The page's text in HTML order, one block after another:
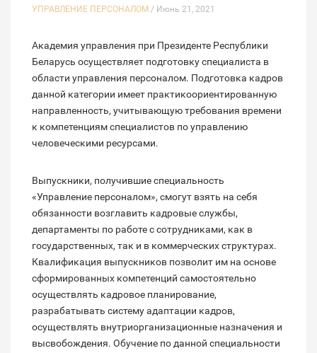
УПРАВЛЕНИЕ ПЕРСОНАЛОМ / Июнь 21, 2021
Академия управления при Президенте Республики
Беларусь осуществляет подготовку специалиста в
области управления персоналом. Подготовка кадров
данной категории имеет практикоориентированную
направленность, учитывающую требования времени
к компетенциям специалистов по управлению
человеческими ресурсами.
Выпускники, получившие специальность
«Управление персоналом», смогут взять на себя
обязанности возглавить кадровые службы,
департаменты по работе с сотрудниками, как в
государственных, так и в коммерческих структурах.
Квалификация выпускников позволит им на основе
сформированных компетенций самостоятельно
осуществлять кадровое планирование,
разрабатывать систему адаптации кадров,
осуществлять внутриорганизационные назначения и
высвобождения. Обучение по данной специальности